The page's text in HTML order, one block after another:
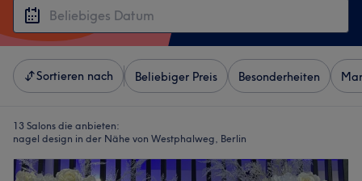
Sortieren nach Beliebiger Preis Besonderheiten
13 Salons die anbieten:
nagel design in der Nähe von Westphalweg, Berlin